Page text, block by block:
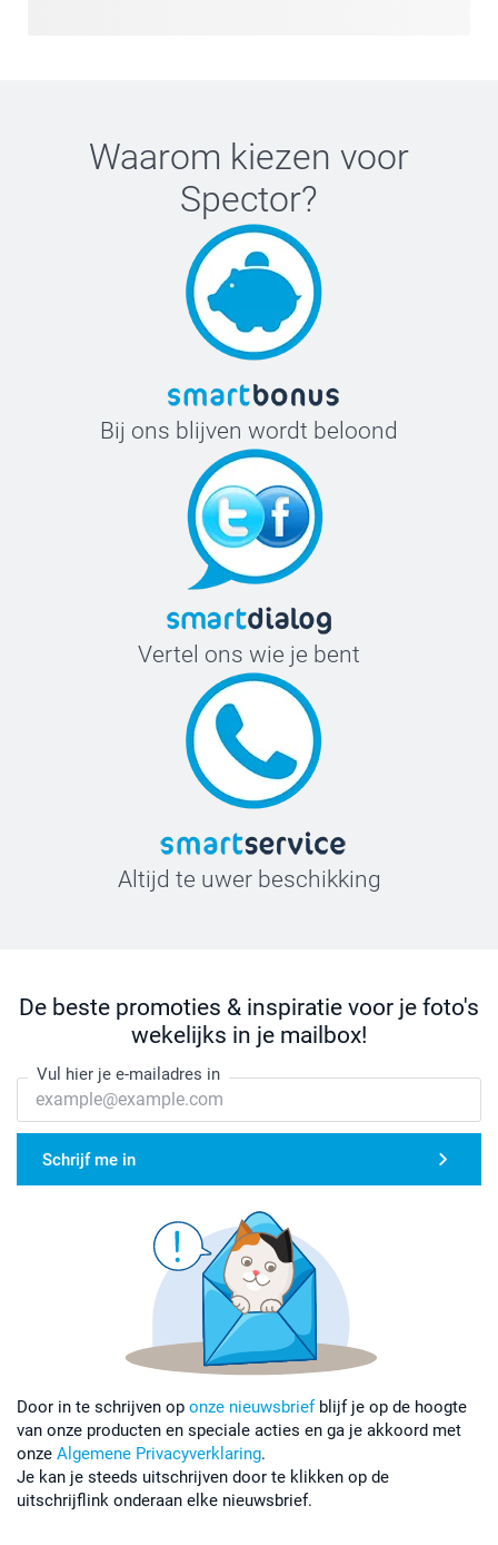
Waarom kiezen voor
Spector?
Bij ons blijven wordt beloond
Vertel ons wie je bent
Altijd te uwer beschikking
De beste promoties & inspiratie voor je foto's
wekelijks in je mailbox!
Vul hier je e-mailadres in
Schrijf me in
Door in te schrijven op onze nieuwsbrief blijf je op de hoogte
van onze producten en speciale acties en ga je akkoord met
onze Algemene Privacyverklaring.
Je kan je steeds uitschrijven door te klikken op de
uitschrijflink onderaan elke nieuwsbrief.